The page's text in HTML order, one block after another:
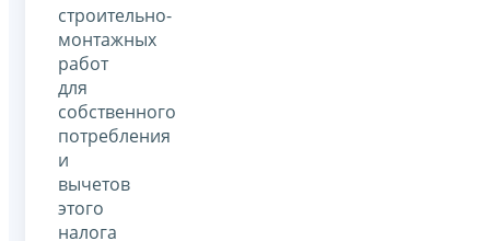
строительно-
монтажных
работ
для
собственного
потребления
и
вычетов
этого
налога